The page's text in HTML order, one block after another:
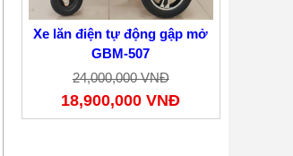
Xe lăn điện tự động gập mở
GBM-507
24,000,000 VNĐ
18,900,000 VNĐ